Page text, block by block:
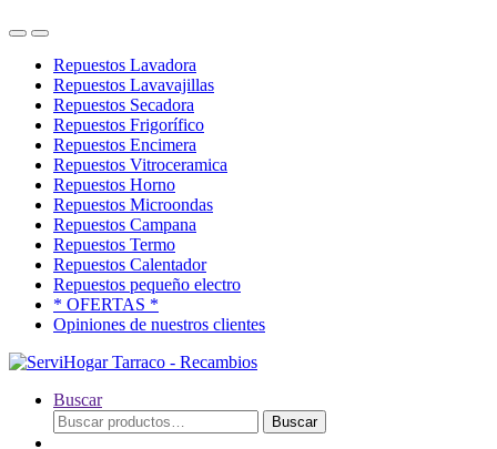
OpenClose
Repuestos Lavadora
Repuestos Lavavajillas
Repuestos Secadora
Repuestos Frigorífico
Repuestos Encimera
Repuestos Vitroceramica
Repuestos Horno
Repuestos Microondas
Repuestos Campana
Repuestos Termo
Repuestos Calentador
Repuestos pequeño electro
* OFERTAS *
Opiniones de nuestros clientes
Buscar
Buscar
por:
Buscar